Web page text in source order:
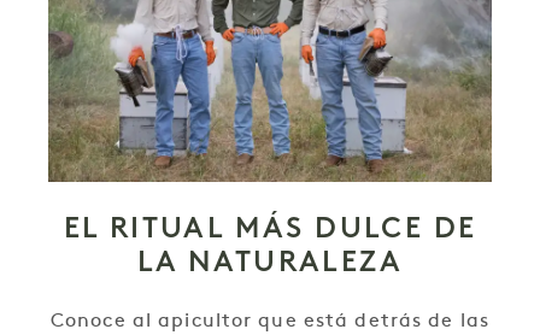
EL RITUAL MÁS DULCE DE
LA NATURALEZA
Conoce al apicultor que está detrás de las